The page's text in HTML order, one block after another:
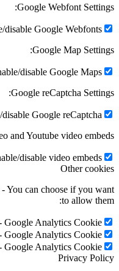
Google Webfont Settings:
disable Google Webfonts.
Google Map Settings:
disable Google Maps.
Google reCaptcha Settings:
Google reCaptcha.
and Youtube video embeds:
disable video embeds.
Other cookies
You can choose if you want
to allow them:
Google Analytics Cookie.
Google Analytics Cookie.
Analytics Cookie.
Privacy Policy